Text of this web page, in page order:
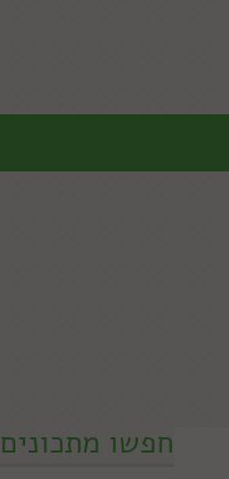
חפשו מתכונים